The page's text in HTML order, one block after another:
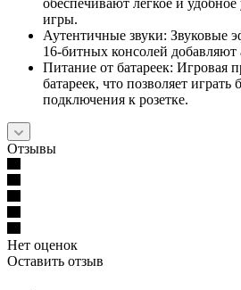
игры.
Аутентичные звуки: Звуковые
16-битных консолей добавляют
Питание от батареек: Игровая
батареек, что позволяет играть
подключения к розетке.
Отзывы
Нет оценок
Оставить отзыв